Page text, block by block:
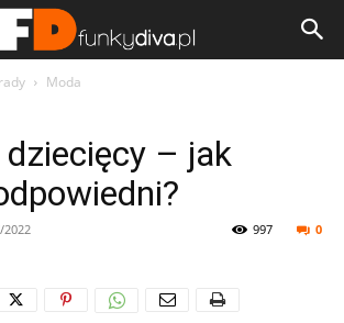
Moda
– jak
2022 0
997